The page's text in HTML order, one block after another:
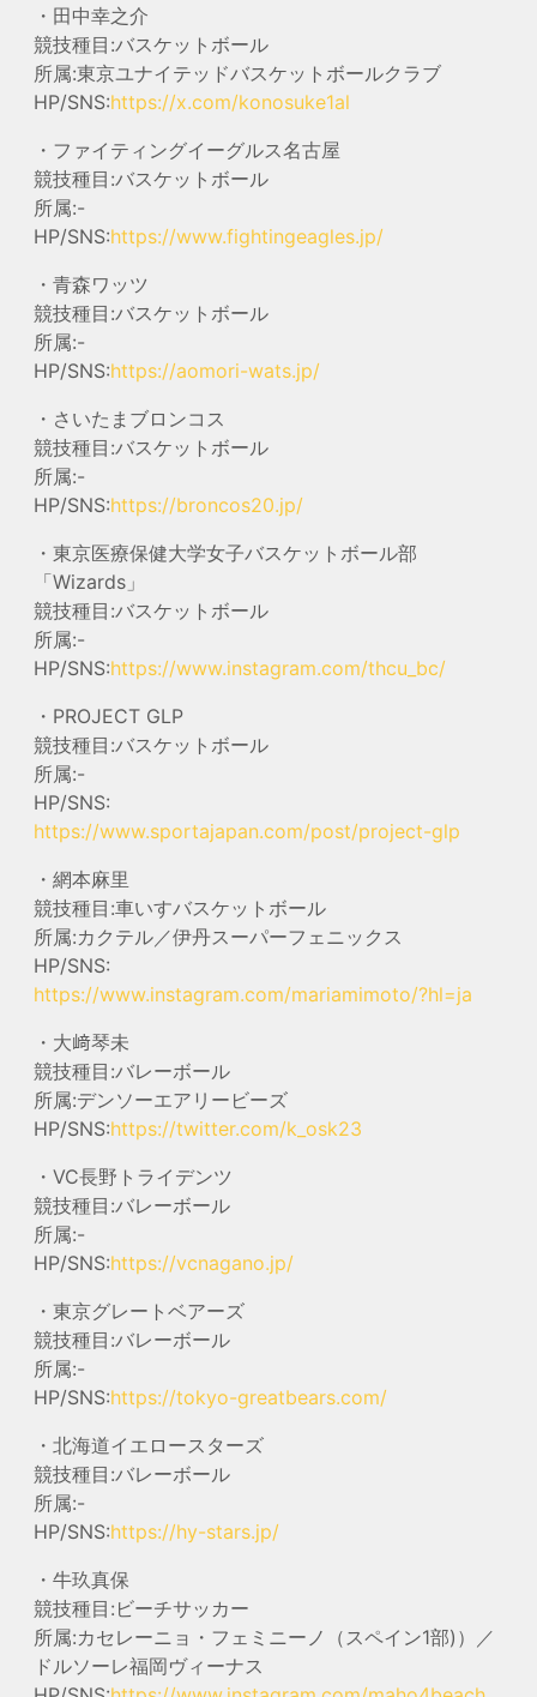
・田中幸之介
競技種目:バスケットボール
所属:東京ユナイテッドバスケットボールクラブ
HP/SNS:https://x.com/konosuke1al
・ファイティングイーグルス名古屋
競技種目:バスケットボール
所属:-
HP/SNS:https://www.fightingeagles.jp/
・青森ワッツ
競技種目:バスケットボール
所属:-
HP/SNS:https://aomori-wats.jp/
・さいたまブロンコス
競技種目:バスケットボール
所属:-
HP/SNS:https://broncos20.jp/
・東京医療保健大学女子バスケットボール部
「Wizards」
競技種目:バスケットボール
所属:-
HP/SNS:https://www.instagram.com/thcu_bc/
・PROJECT GLP
競技種目:バスケットボール
所属:-
HP/SNS:
https://www.sportajapan.com/post/project-glp
・網本麻里
競技種目:車いすバスケットボール
所属:カクテル／伊丹スーパーフェニックス
HP/SNS:
https://www.instagram.com/mariamimoto/?hl=ja
・大﨑琴未
競技種目:バレーボール
所属:デンソーエアリービーズ
HP/SNS:https://twitter.com/k_osk23
・VC長野トライデンツ
競技種目:バレーボール
所属:-
HP/SNS:https://vcnagano.jp/
・東京グレートベアーズ
競技種目:バレーボール
所属:-
HP/SNS:https://tokyo-greatbears.com/
・北海道イエロースターズ
競技種目:バレーボール
所属:-
HP/SNS:https://hy-stars.jp/
・牛玖真保
競技種目:ビーチサッカー
所属:カセレーニョ・フェミニーノ（スペイン1部)）／
ドルソーレ福岡ヴィーナス